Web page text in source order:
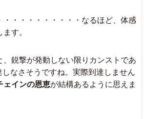
・・・・・・・・・・なるほど、体感
す。
、鋭撃が発動しない限りカンストであ
しなさそうですね。実際到達しません
ェインの恩恵が結構あるように思えま